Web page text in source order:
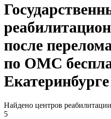
после
по ОМС
Екатеринбурге
Найдено центров
5